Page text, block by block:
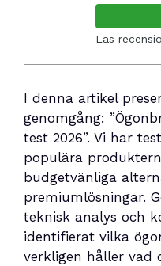
Läs
I denna artikel
genomgång:
test 2026”. Vi har
populära
budgetvänliga
premiumlösningar.
teknisk analys och
identifierat vilka
verkligen håller vad